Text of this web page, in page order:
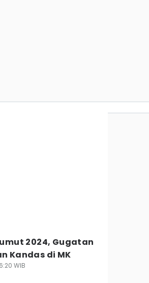
2024, Gugatan
Kandas di MK
WIB